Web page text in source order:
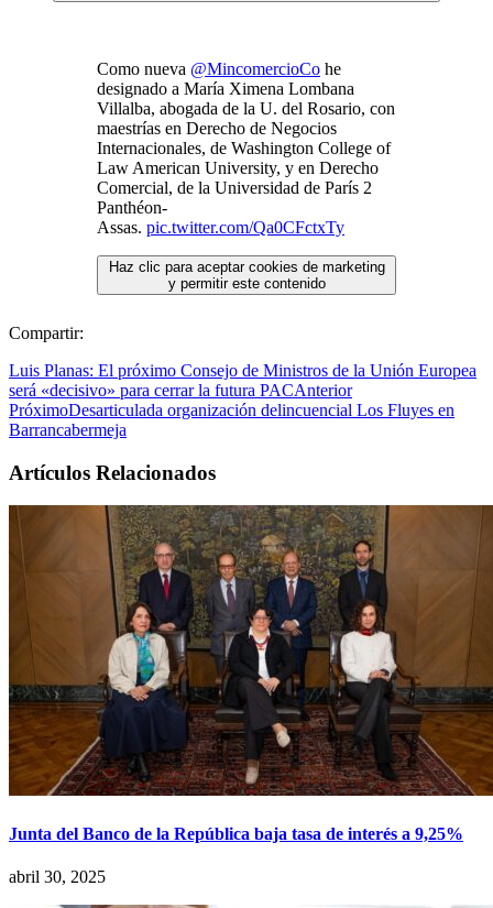
Como nueva @MincomercioCo he
designado a María Ximena Lombana
Villalba, abogada de la U. del Rosario, con
maestrías en Derecho de Negocios
Internacionales, de Washington College of
Law American University, y en Derecho
Comercial, de la Universidad de París 2
Panthéon-
Assas. pic.twitter.com/Qa0CFctxTy
Haz clic para aceptar cookies de marketing
y permitir este contenido
Compartir:
Luis Planas: El próximo Consejo de Ministros de la Unión Europea
será «decisivo» para cerrar la futura PACAnterior
PróximoDesarticulada organización delincuencial Los Fluyes en
Barrancabermeja
Artículos Relacionados
Junta del Banco de la República baja tasa de interés a 9,25%
abril 30, 2025